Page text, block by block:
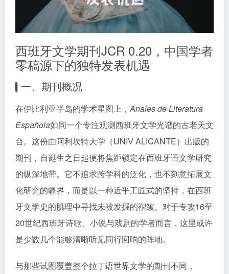
西班牙文学期刊JCR 0.20，中国学者
零稿源下的独特发表机遇
一、期刊概况
在伊比利亚半岛的学术星图上，Anales de Literatura
Española如同一个专注观测西班牙文学光谱的古老天文
台。这份由阿利坎特大学（UNIV ALICANTE）出版的
期刊，自诞生之日起便将焦距锁定在西班牙语文学研究
的纵深地带。它不追求跨学科的泛化，也不刻意拓展文
化研究的疆界，而是以一种近乎工匠式的坚持，在西班
牙文学史的肌理中寻找未被发掘的褶皱。对于专攻16至
20世纪西班牙诗歌、小说与戏剧的学者而言，这里或许
是少数几个能够清晰听见同行回响的阵地。
与那些试图覆盖整个拉丁语世界文学的期刊不同，